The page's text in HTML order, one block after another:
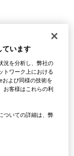
ています
況を分析し、弊社の
トワーク上における
よび同様の技術を
お客様はこれらの利
ついての詳細は、弊